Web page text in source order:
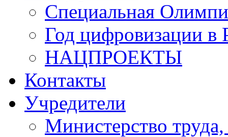
Специальная
Год цифровизации в
НАЦПРОЕКТЫ
Контакты
Учредители
Министерство